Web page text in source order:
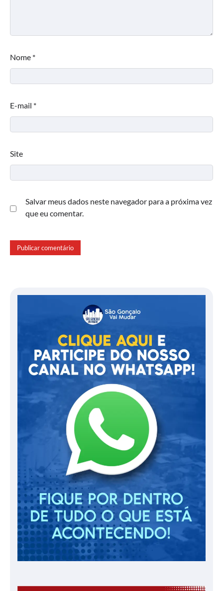
Nome *
E-mail *
Site
Salvar meus dados neste navegador para a próxima vez
que eu comentar.